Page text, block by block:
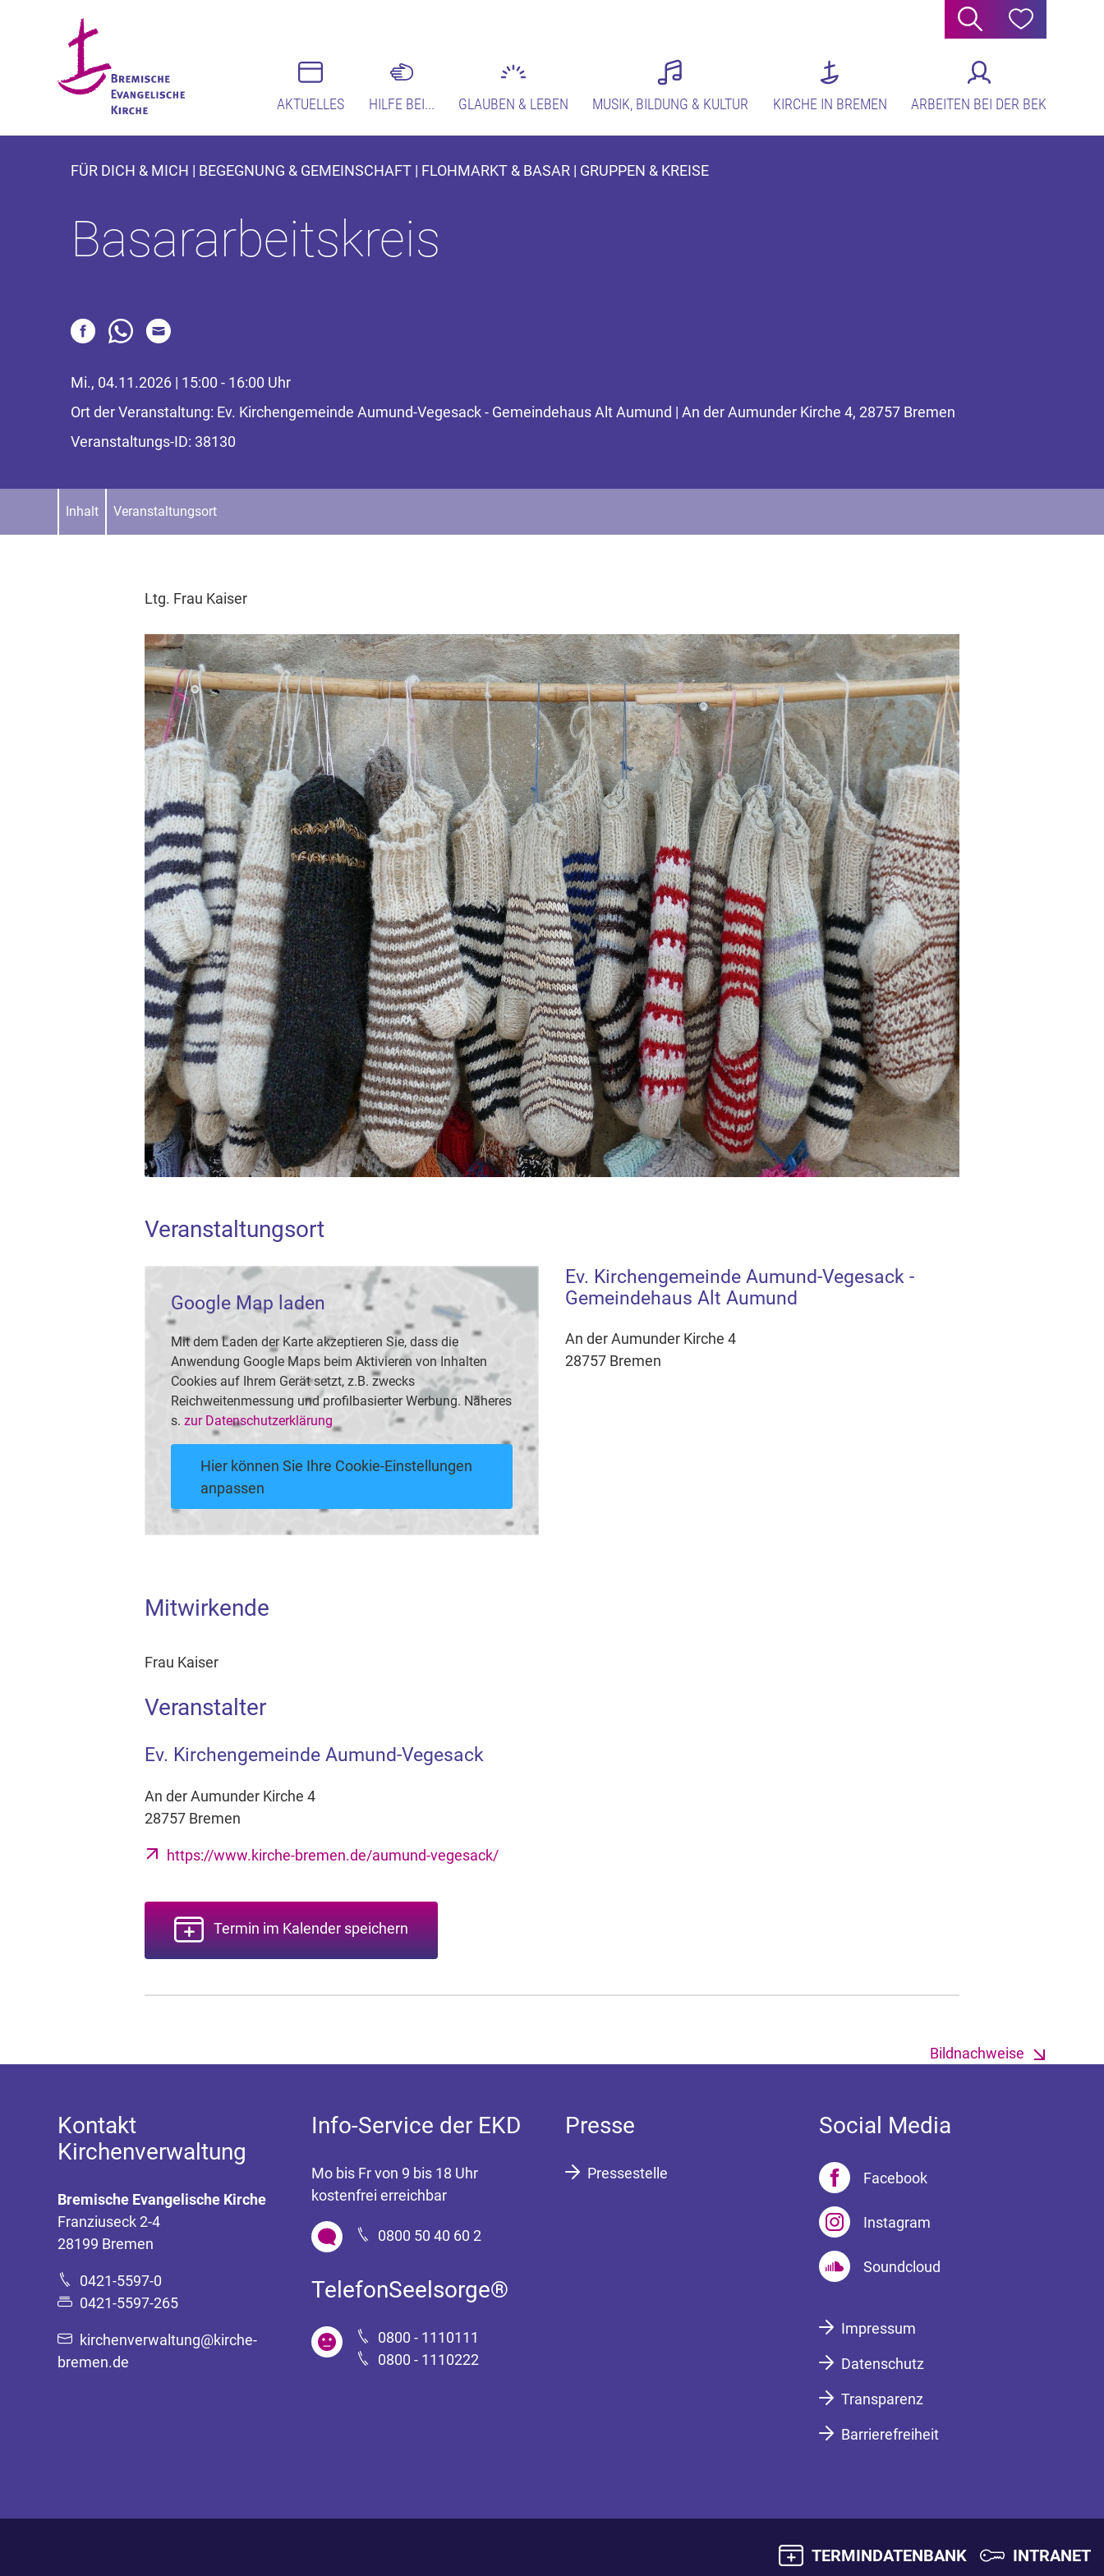
Suche Hilfe
AKTUELLES HILFE BEI... GLAUBEN & LEBEN MUSIK, BILDUNG & KULTUR KIRCHE IN BREMEN ARBEITEN BEI DER BEK
FÜR DICH & MICH | BEGEGNUNG & GEMEINSCHAFT | FLOHMARKT & BASAR | GRUPPEN & KREISE
Basararbeitskreis
Mi., 04.11.2026 | 15:00 - 16:00 Uhr
Ort der Veranstaltung: Ev. Kirchengemeinde Aumund-Vegesack - Gemeindehaus Alt Aumund | An der Aumunder Kirche 4, 28757 Bremen
Veranstaltungs-ID: 38130
Inhalt Veranstaltungsort
Ltg. Frau Kaiser
Veranstaltungsort
Google Map laden
Mit dem Laden der Karte akzeptieren Sie, dass die
Anwendung Google Maps beim Aktivieren von Inhalten
Cookies auf Ihrem Gerät setzt, z.B. zwecks
Reichweitenmessung und profilbasierter Werbung. Näheres
s. zur Datenschutzerklärung
Hier können Sie Ihre Cookie-Einstellungen
anpassen
Ev. Kirchengemeinde Aumund-Vegesack -
Gemeindehaus Alt Aumund
An der Aumunder Kirche 4
28757 Bremen
Mitwirkende
Frau Kaiser
Veranstalter
Ev. Kirchengemeinde Aumund-Vegesack
An der Aumunder Kirche 4
28757 Bremen
https://www.kirche-bremen.de/aumund-vegesack/
Termin im Kalender speichern
Bildnachweise
Kontakt
Kirchenverwaltung
Bremische Evangelische Kirche
Franziuseck 2-4
28199 Bremen
0421-5597-0
0421-5597-265
kirchenverwaltung@kirche-
bremen.de
Info-Service der EKD
Mo bis Fr von 9 bis 18 Uhr
kostenfrei erreichbar
0800 50 40 60 2
TelefonSeelsorge®
0800 - 1110111
0800 - 1110222
Presse
Pressestelle
Social Media
Facebook
Instagram
Soundcloud
Impressum
Datenschutz
Transparenz
Barrierefreiheit
TERMINDATENBANK INTRANET